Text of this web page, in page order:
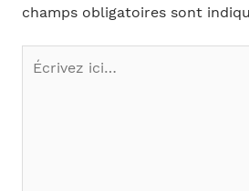
champs obligatoires sont
Écrivez